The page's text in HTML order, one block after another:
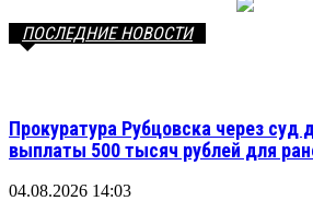
ПОСЛЕДНИЕ НОВОСТИ
Прокуратура Рубцовска через суд
выплаты 500 тысяч рублей для
04.08.2026 14:03